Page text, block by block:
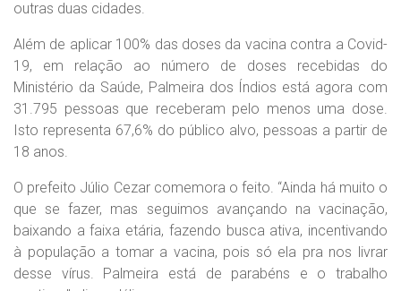
outras duas cidades.
Além de aplicar 100% das doses da vacina contra a Covid-
19, em relação ao número de doses recebidas do
Ministério da Saúde, Palmeira dos Índios está agora com
31.795 pessoas que receberam pelo menos uma dose.
Isto representa 67,6% do público alvo, pessoas a partir de
18 anos.
O prefeito Júlio Cezar comemora o feito. “Ainda há muito o
que se fazer, mas seguimos avançando na vacinação,
baixando a faixa etária, fazendo busca ativa, incentivando
à população a tomar a vacina, pois só ela pra nos livrar
desse vírus. Palmeira está de parabéns e o trabalho